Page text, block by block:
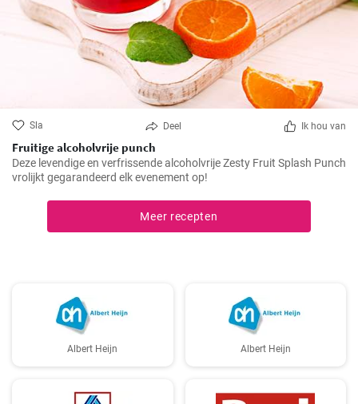
Sla Deel Ik hou van
Fruitige alcoholvrije punch
Deze levendige en verfrissende alcoholvrije Zesty Fruit Splash Punch
vrolijkt gegarandeerd elk evenement op!
Meer recepten
Albert Heijn Albert Heijn